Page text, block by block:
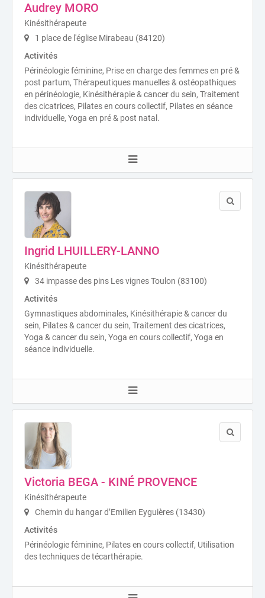
Audrey MORO
Kinésithérapeute
1 place de l'église Mirabeau (84120)
Activités
Périnéologie féminine, Prise en charge des femmes en pré &
post partum, Thérapeutiques manuelles & ostéopathiques
en périnéologie, Kinésithérapie & cancer du sein, Traitement
des cicatrices, Pilates en cours collectif, Pilates en séance
individuelle, Yoga en pré & post natal.
Ingrid LHUILLERY-LANNO
Kinésithérapeute
34 impasse des pins Les vignes Toulon (83100)
Activités
Gymnastiques abdominales, Kinésithérapie & cancer du
sein, Pilates & cancer du sein, Traitement des cicatrices,
Yoga & cancer du sein, Yoga en cours collectif, Yoga en
séance individuelle.
Victoria BEGA - KINÉ PROVENCE
Kinésithérapeute
Chemin du hangar d’Emilien Eyguières (13430)
Activités
Périnéologie féminine, Pilates en cours collectif, Utilisation
des techniques de técarthérapie.